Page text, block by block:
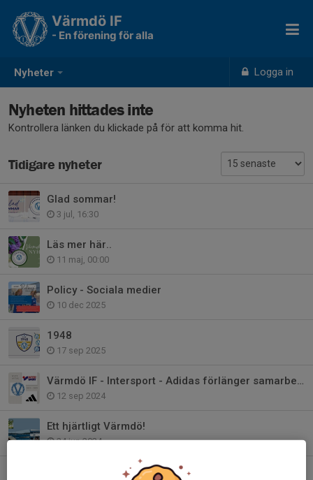
Nyheter Logga in
Värmdö IF
- En förening för alla
Nyheten hittades inte
Kontrollera länken du klickade på för att komma hit.
Tidigare nyheter
Glad sommar!
3 jul, 16:30
Läs mer här..
11 maj, 00:00
Policy - Sociala medier
10 dec 2025
1948
17 sep 2025
Värmdö IF - Intersport - Adidas förlänger samarbetet!
12 sep 2024
Ett hjärtligt Värmdö!
24 jun 2024
Bli medlem i Club 1948 - Värmdö IF:s Vänner